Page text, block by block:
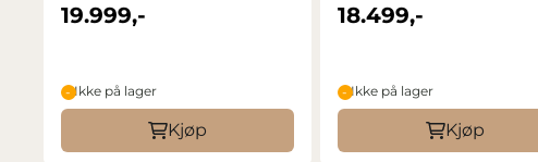
19.999,-
Ikke på lager
Kjøp
18.499,-
Ikke på lager
Kjøp